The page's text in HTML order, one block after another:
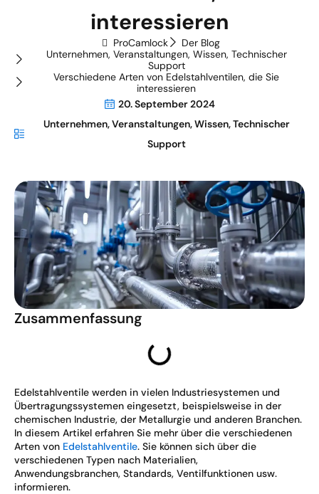
interessieren
ProCamlock
Der Blog
Unternehmen, Veranstaltungen, Wissen, Technischer
Support
Verschiedene Arten von Edelstahlventilen, die Sie
interessieren
20. September 2024
Unternehmen,Veranstaltungen,Wissen,Technischer
Support
Zusammenfassung
Edelstahlventile werden in vielen Industriesystemen und
Übertragungssystemen eingesetzt, beispielsweise in der
chemischen Industrie, der Metallurgie und anderen Branchen.
In diesem Artikel erfahren Sie mehr über die verschiedenen
Arten von Edelstahlventile. Sie können sich über die
verschiedenen Typen nach Materialien,
Anwendungsbranchen, Standards, Ventilfunktionen usw.
informieren.